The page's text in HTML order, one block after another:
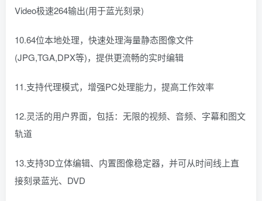
Video极速264输出(用于蓝光刻录)
10.64位本地处理，快速处理海量静态图像文件
(JPG,TGA,DPX等)，提供更流畅的实时编辑
11.支持代理模式，增强PC处理能力，提高工作效率
12.灵活的用户界面，包括：无限的视频、音频、字幕和图文
轨道
13.支持3D立体编辑、内置图像稳定器，并可从时间线上直
接刻录蓝光、DVD